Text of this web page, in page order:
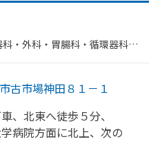
・​外科・​胃腸科・​循環器科・​
古市場神田８１－１
、 北東へ徒歩５分、
病院方面に北上、 次の